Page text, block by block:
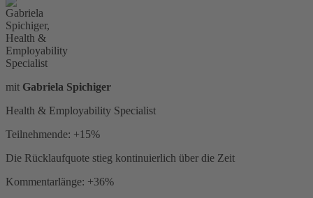
mit Gabriela Spichiger
Health & Employability Specialist
Teilnehmende: +15%
Die Rücklaufquote stieg kontinuierlich über die Zeit
Kommentarlänge: +36%